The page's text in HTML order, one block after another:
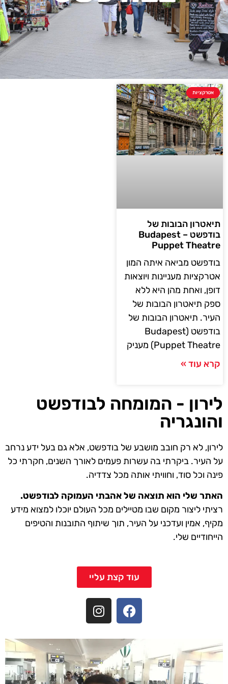
אטרקציות
תיאטרון הבובות של
בודפשט – Budapest
Puppet Theatre
בודפשט מביאה איתה המון
אטרקציות מעניינות ויוצאות
דופן, ואחת מהן היא ללא
ספק תיאטרון הבובות של
העיר. תיאטרון הבובות של
בודפשט (Budapest
Puppet Theatre) מעניק
קרא עוד »
לירון - המומחה לבודפשט
והונגריה
לירון, לא רק חובב מושבע של בודפשט, אלא גם בעל ידע נרחב
על העיר. ביקרתי בה עשרות פעמים לאורך השנים, חקרתי כל
פינה וכל סוד, וחוויתי אותה מכל צדדיה.
האתר שלי הוא תוצאה של אהבתי העמוקה לבודפשט.
רציתי ליצור מקום שבו מטיילים מכל העולם יוכלו למצוא מידע
מקיף, אמין ועדכני על העיר, תוך שיתוף התובנות והטיפים
הייחודיים שלי.
עוד קצת עליי